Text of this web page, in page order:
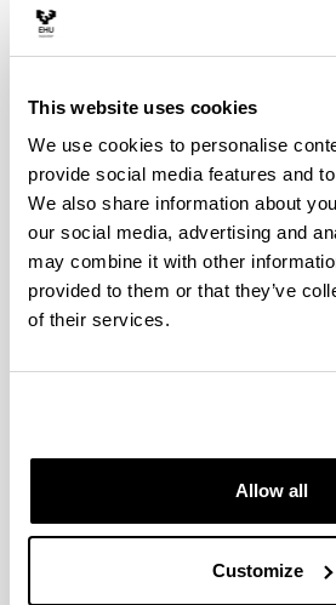
This website uses cookies
We use cookies to personalise
provide social media features and
We also share information about
our social media, advertising and
may combine it with other
provided to them or that they’ve
of their services.
Allow all
Customize
procesado y caracterización de
potencialmente piezoeléctricas a
susceptibles de ordenarse mediante
Por otra parte, otro de nuestros
materiales multiferroicos a partir de
piezoeléctricas sintetizadas. Estos
despertando gran interés por su
magnetoeléctrico (ME), típico de
en que un estímulo (eléctrico,
provoca una actuación de carácter
variedad de aplicaciones, pero
suficientemente grande. Esta
POLÍMEROS CON
Los materiales con memoria de
capaces de deformarse y recuperar